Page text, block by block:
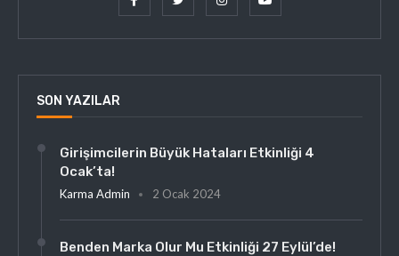
SON YAZILAR
Girişimcilerin Büyük Hataları Etkinliği 4
Ocak’ta!
Karma Admin 2 Ocak 2024
Benden Marka Olur Mu Etkinliği 27 Eylül’de!